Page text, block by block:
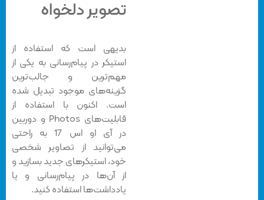
تصویر دلخواه
بدیهی است که استفاده از
استیکر در پیام‌رسانی به یکی از
مهم‌ترین و جالب‌ترین
گزینه‌های موجود تبدیل شده
است. اکنون با استفاده از
قابلیت‌های Photos و دوربین
در آی او اس 17 به راحتی
می‌توانید از تصاویر شخصی
خود، استیکرهای جدید بسازید و
از آن‌ها در پیام‌رسانی و یا
یادداشت‌ها استفاده کنید.